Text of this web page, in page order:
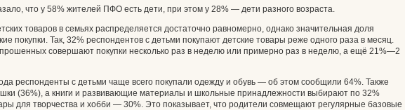
что у 58% жителей ПФО есть дети, при этом у 28% — дети разного возраста.
товаров в семьях распределяется достаточно равномерно, однако значительная доля
покупки. Так, 32% респондентов с детьми покупают детские товары реже одного раза в месяц.
совершают покупки несколько раз в неделю или примерно раз в неделю, а ещё 21%—2
респонденты с детьми чаще всего покупали одежду и обувь — об этом сообщили 64%. Также
(36%), а книги и развивающие материалы и школьные принадлежности выбирают по 32%
для творчества и хобби — 30%. Это показывает, что родители совмещают регулярные базовые